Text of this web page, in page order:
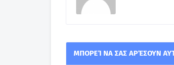
ΜΠΟΡΕΊ ΝΑ ΣΑΣ ΑΡΈΣΟΥΝ